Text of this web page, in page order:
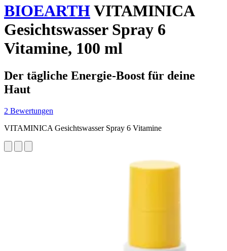
BIOEARTHVITAMINICA
Gesichtswasser Spray 6
Vitamine, 100 ml
Der tägliche Energie-Boost für deine
Haut
2 Bewertungen
VITAMINICA Gesichtswasser Spray 6 Vitamine